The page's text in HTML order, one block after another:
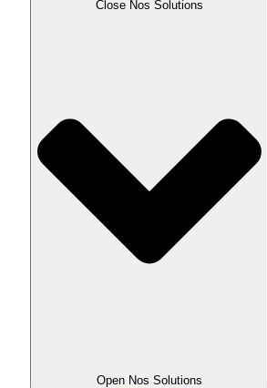
Close Nos Solutions
Open Nos Solutions